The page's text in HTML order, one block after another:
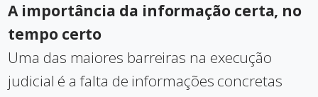
A importância da informação certa, no
tempo certo
Uma das maiores barreiras na execução
judicial é a falta de informações concretas